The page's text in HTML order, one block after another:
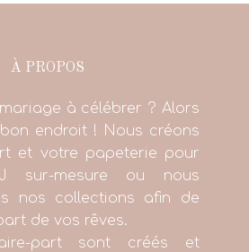
À PROPOS
à célébrer ? Alors
endroit ! Nous créons
et votre papeterie pour
sur-mesure ou nous
nos collections afin de
de vos rêves.
part sont créés et